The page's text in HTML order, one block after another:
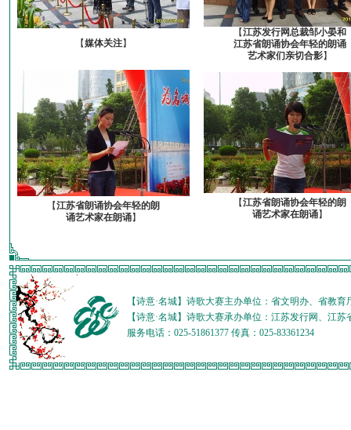
【媒体关注】
【江苏发行网总裁邹小晏和
江苏省朗诵协会年轻的朗诵
艺术家们亲切合影】
【江苏省朗诵协会年轻的朗
诵艺术家在朗诵】
【江苏省朗诵协会年轻的朗
诵艺术家在朗诵】
【诗意·名城】诗歌大赛主办单位：省文明办、省教
【诗意·名城】诗歌大赛承办单位：江苏发行网、江
服务电话：025-51861377 传真：025-83361234